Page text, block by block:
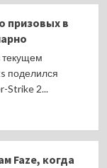
призовых в
текущем
поделился
Strike 2...
Faze, когда